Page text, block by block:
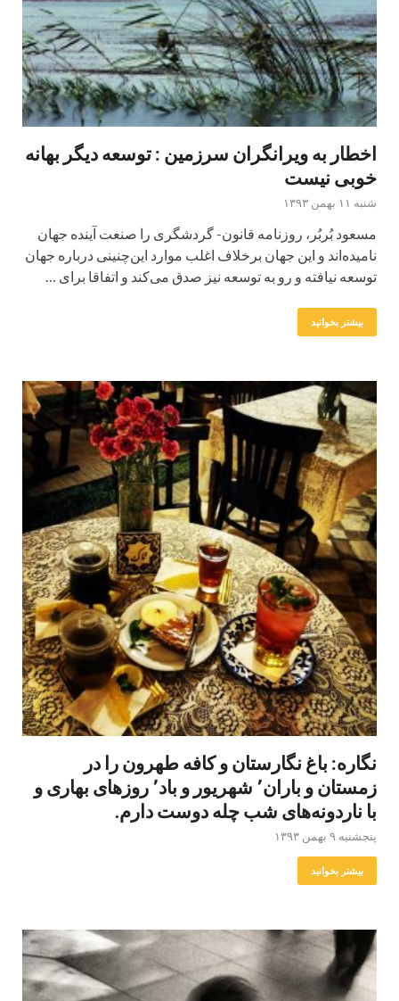
اخطار به ویرانگران سرزمین : توسعه د‌یگر بهانه
خوبی نیست
شنبه ۱۱ بهمن ۱۳۹۳
مسعود‌ بُربُر، روزنامه قانون- گرد‌شگری را صنعت آیند‌ه جهان
نامید‌ه‌اند‌ و این جهان برخلاف اغلب موارد‌ این‌چنینی د‌رباره جهان
توسعه نیافته و رو به توسعه نیز صد‌ق می‌کند‌ و اتفاقا برای …
بیشتر بخوانید
نگاره: باغ نگارستان و کافه طهرون را در
زمستان و باران٬ شهریور و باد٬ روزهای بهاری و
با ناردونه‌های شب‌ چله دوست دارم.
پنجشنبه ۹ بهمن ۱۳۹۳
بیشتر بخوانید